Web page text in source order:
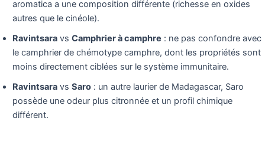
aromatica a une composition différente (richesse en oxides
autres que le cinéole).
Ravintsara vs Camphrier à camphre : ne pas confondre avec
le camphrier de chémotype camphre, dont les propriétés sont
moins directement ciblées sur le système immunitaire.
Ravintsara vs Saro : un autre laurier de Madagascar, Saro
possède une odeur plus citronnée et un profil chimique
différent.